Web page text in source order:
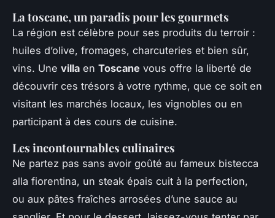
La toscane, un paradis pour les gourmets
La région est célèbre pour ses produits du terroir :
huiles d’olive, fromages, charcuteries et bien sûr,
vins. Une villa en Toscane vous offre la liberté de
découvrir ces trésors à votre rythme, que ce soit en
visitant les marchés locaux, les vignobles ou en
participant à des cours de cuisine.
Les incontournables culinaires
Ne partez pas sans avoir goûté au fameux bistecca
alla fiorentina, un steak épais cuit à la perfection,
ou aux pâtes fraîches arrosées d’une sauce au